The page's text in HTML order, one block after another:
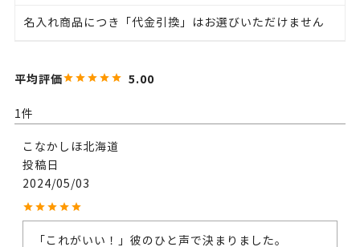
名入れ商品につき「代金引換」はお選びいただけません
5.00
1
こなかしほ北海道
投稿日
2024/05/03
「これがいい！」彼のひと声で決まりました。